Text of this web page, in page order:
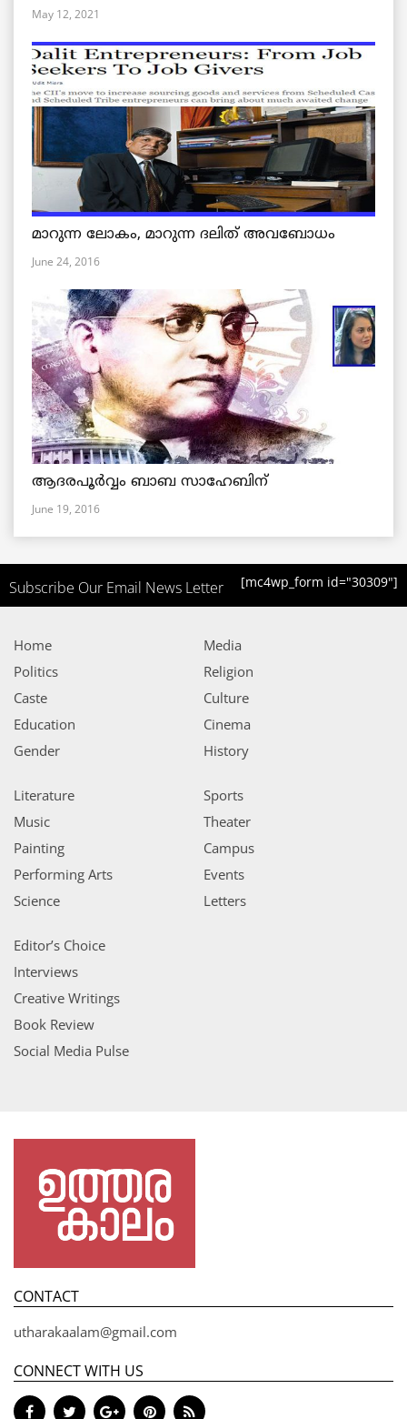
May 12, 2021
മാറുന്ന ലോകം, മാറുന്ന ദലിത് അവബോധം
June 24, 2016
ആദരപൂര്‍വ്വം ബാബ സാഹേബിന്
June 19, 2016
Subscribe Our Email News Letter [mc4wp_form id="30309"]
Home
Politics
Caste
Education
Gender
Media
Religion
Culture
Cinema
History
Literature
Music
Painting
Performing Arts
Science
Sports
Theater
Campus
Events
Letters
Editor’s Choice
Interviews
Creative Writings
Book Review
Social Media Pulse
CONTACT
utharakaalam@gmail.com
CONNECT WITH US